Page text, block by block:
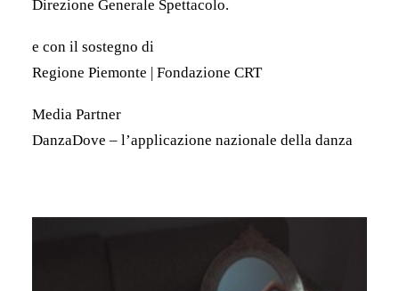
Direzione Generale Spettacolo.
e con il sostegno di
Regione Piemonte | Fondazione CRT
Media Partner
DanzaDove – l’applicazione nazionale della danza